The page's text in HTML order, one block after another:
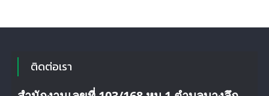
ติดต่อเรา